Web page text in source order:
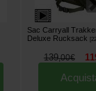
Sac Carryall
Deluxe Rucksack
139,00€